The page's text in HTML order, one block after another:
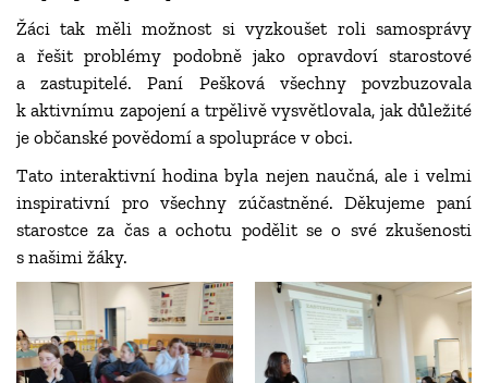
Žáci tak měli možnost si vyzkoušet roli samosprávy
a řešit problémy podobně jako opravdoví starostové
a zastupitelé. Paní Pešková všechny povzbuzovala
k aktivnímu zapojení a trpělivě vysvětlovala, jak důležité
je občanské povědomí a spolupráce v obci.
Tato interaktivní hodina byla nejen naučná, ale i velmi
inspirativní pro všechny zúčastněné. Děkujeme paní
starostce za čas a ochotu podělit se o své zkušenosti
s našimi žáky.